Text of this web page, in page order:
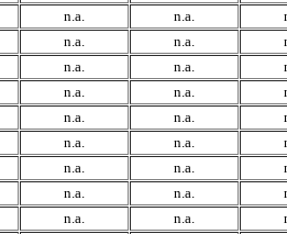
n.a. n.a.
n.a. n.a.
n.a. n.a.
n.a. n.a.
n.a. n.a.
n.a. n.a.
n.a. n.a.
n.a. n.a.
n.a. n.a.